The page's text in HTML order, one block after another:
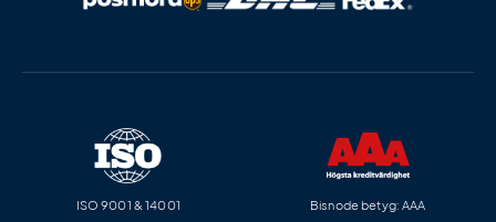
ISO 9001 & 14001 Bisnode betyg: AAA